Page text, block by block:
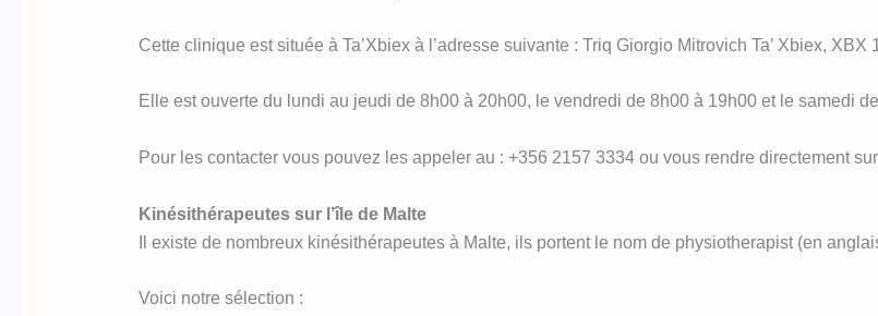
Cette clinique est située à Ta’Xbiex à l’adresse suivante : Triq Giorgio Mitrovich Ta’ Xbiex, XBX
Elle est ouverte du lundi au jeudi de 8h00 à 20h00, le vendredi de 8h00 à 19h00 et le samedi
Pour les contacter vous pouvez les appeler au : +356 2157 3334 ou vous rendre directement
Kinésithérapeutes sur l’île de Malte
Il existe de nombreux kinésithérapeutes à Malte, ils portent le nom de physiotherapist (en
Voici notre sélection :